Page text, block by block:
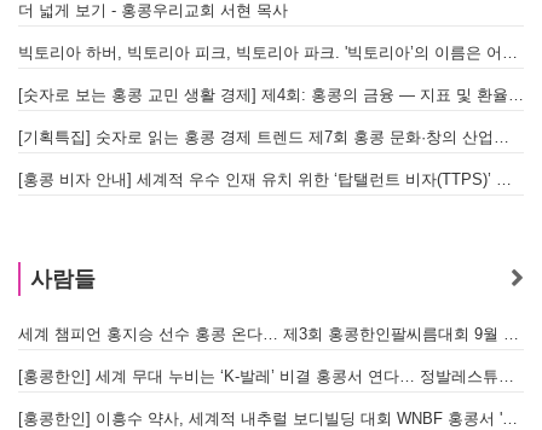
더 넓게 보기 - 홍콩우리교회 서현 목사
빅토리아 하버, 빅토리아 피크, 빅토리아 파크. '빅토리아’의 이름은 어떻게 온 걸까? - [이승권 원장의 생활칼럼]
[숫자로 보는 홍콩 교민 생활 경제] 제4회: 홍콩의 금융 — 지표 및 환율, MPF 운영 현황
[기획특집] 숫자로 읽는 홍콩 경제 트렌드 제7회 홍콩 문화·창의 산업의 구조와 분야별 동향
[홍콩 비자 안내] 세계적 우수 인재 유치 위한 ‘탑탤런트 비자(TTPS)’ 주요 요건
사람들
세계 챔피언 홍지승 선수 홍콩 온다… 제3회 홍콩한인팔씨름대회 9월 12일 개최
[홍콩한인] 세계 무대 누비는 ‘K-발레’ 비결 홍콩서 연다… 정발레스튜디오 개원
[홍콩한인] 이흥수 약사, 세계적 내추럴 보디빌딩 대회 WNBF 홍콩서 '마스터 부문 1위' 기염